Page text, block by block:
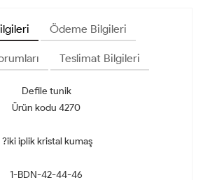
Ödeme Bilgileri
Teslimat Bilgileri
Defile tunik
Ürün kodu 4270
?iki iplik kristal kumaş
1-BDN-42-44-46